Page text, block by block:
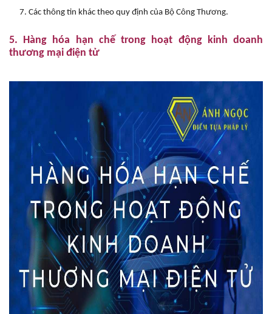
Các thông tin khác theo quy định của Bộ Công Thương.
5. Hàng hóa hạn chế trong hoạt động kinh doanh
thương mại điện tử